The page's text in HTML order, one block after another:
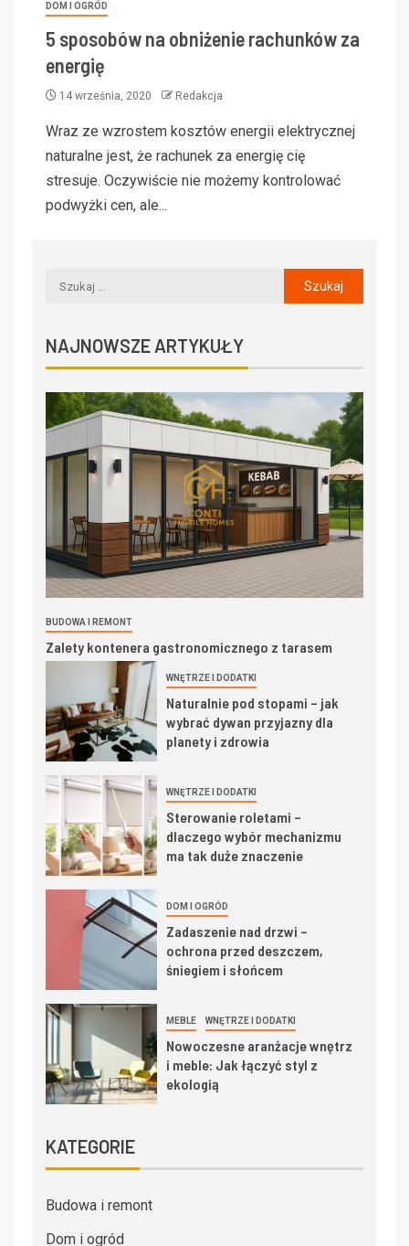
DOM I OGRÓD
5 sposobów na obniżenie rachunków za
energię
14 września, 2020 Redakcja
Wraz ze wzrostem kosztów energii elektrycznej
naturalne jest, że rachunek za energię cię
stresuje. Oczywiście nie możemy kontrolować
podwyżki cen, ale...
NAJNOWSZE ARTYKUŁY
BUDOWA I REMONT
Zalety kontenera gastronomicznego z tarasem
WNĘTRZE I DODATKI
Naturalnie pod stopami – jak
wybrać dywan przyjazny dla
planety i zdrowia
WNĘTRZE I DODATKI
Sterowanie roletami –
dlaczego wybór mechanizmu
ma tak duże znaczenie
DOM I OGRÓD
Zadaszenie nad drzwi –
ochrona przed deszczem,
śniegiem i słońcem
MEBLE WNĘTRZE I DODATKI
Nowoczesne aranżacje wnętrz
i meble: Jak łączyć styl z
ekologią
KATEGORIE
Budowa i remont
Dom i ogród